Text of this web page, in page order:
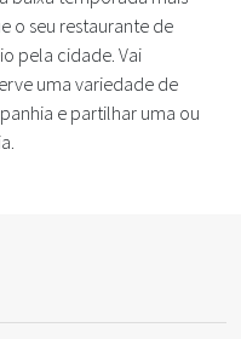
o seu restaurante de
pela cidade. Vai
uma variedade de
e partilhar uma ou